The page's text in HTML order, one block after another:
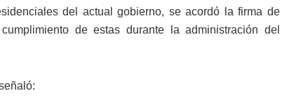
del actual gobierno, se acordó la firma de
de estas durante la administración del